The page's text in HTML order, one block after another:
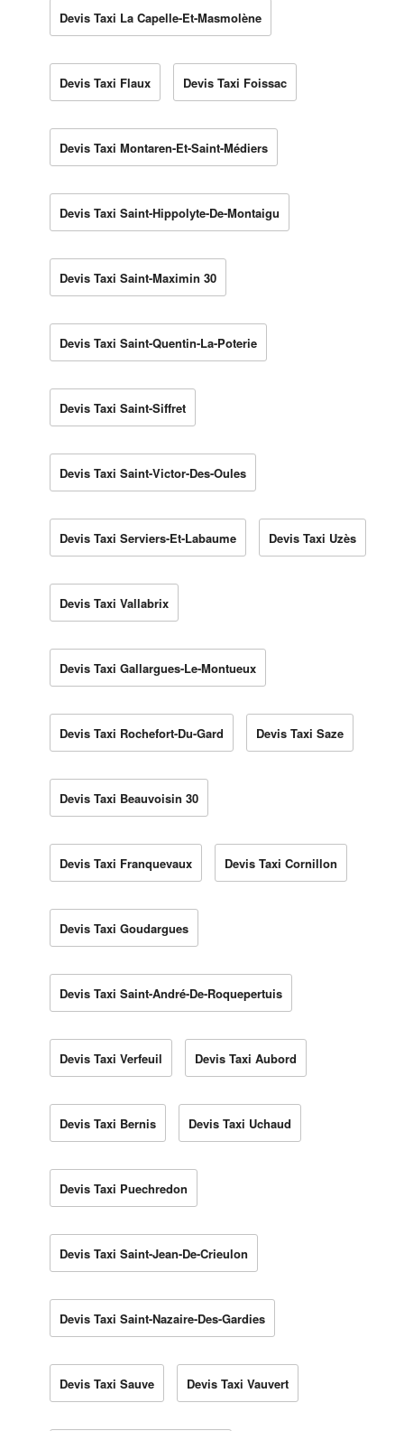
Devis Taxi La Capelle-Et-Masmolène
Devis Taxi Flaux Devis Taxi Foissac
Devis Taxi Montaren-Et-Saint-Médiers
Devis Taxi Saint-Hippolyte-De-Montaigu
Devis Taxi Saint-Maximin 30
Devis Taxi Saint-Quentin-La-Poterie
Devis Taxi Saint-Siffret
Devis Taxi Saint-Victor-Des-Oules
Devis Taxi Serviers-Et-Labaume Devis Taxi Uzès
Devis Taxi Vallabrix
Devis Taxi Gallargues-Le-Montueux
Devis Taxi Rochefort-Du-Gard Devis Taxi Saze
Devis Taxi Beauvoisin 30
Devis Taxi Franquevaux Devis Taxi Cornillon
Devis Taxi Goudargues
Devis Taxi Saint-André-De-Roquepertuis
Devis Taxi Verfeuil Devis Taxi Aubord
Devis Taxi Bernis Devis Taxi Uchaud
Devis Taxi Puechredon
Devis Taxi Saint-Jean-De-Crieulon
Devis Taxi Saint-Nazaire-Des-Gardies
Devis Taxi Sauve Devis Taxi Vauvert